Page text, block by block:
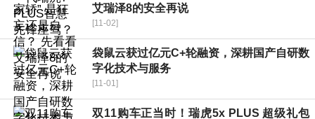
艾瑞泽8的安全再说
[11-02]
袋鼠云获过亿元C+轮融资，深耕国产自研数
字化技术与服务
[11-01]
双11购车正当时！瑞虎5x PLUS 超级礼包